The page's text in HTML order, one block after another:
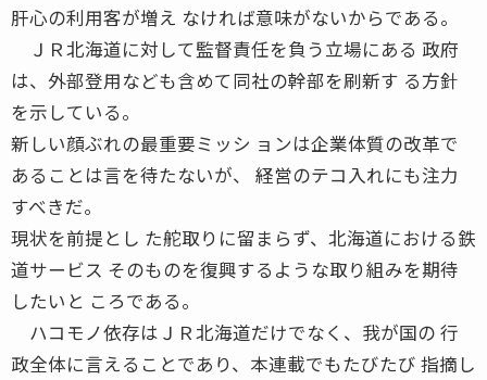
肝心の利用客が増え なければ意味がないからである。
ＪＲ北海道に対して監督責任を負う立場にある 政府
は、外部登用なども含めて同社の幹部を刷新す る方針
を示している。
新しい顔ぶれの最重要ミッシ ョンは企業体質の改革で
あることは言を待たないが、 経営のテコ入れにも注力
すべきだ。
現状を前提とし た舵取りに留まらず、北海道における鉄
道サービス そのものを復興するような取り組みを期待
したいと ころである。
ハコモノ依存はＪＲ北海道だけでなく、我が国の 行
政全体に言えることであり、本連載でもたびたび 指摘し